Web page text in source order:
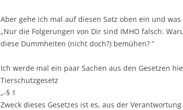
Aber gehe ich mal auf diesen Satz oben ein und was
„Nur die Folgerungen von Dir sind IMHO falsch.
diese Dummheiten (nicht doch?) bemühen? “
Ich werde mal ein paar Sachen aus den Gesetzen
Tierschutzgesetz
„-§ 1
Zweck dieses Gesetzes ist es, aus der